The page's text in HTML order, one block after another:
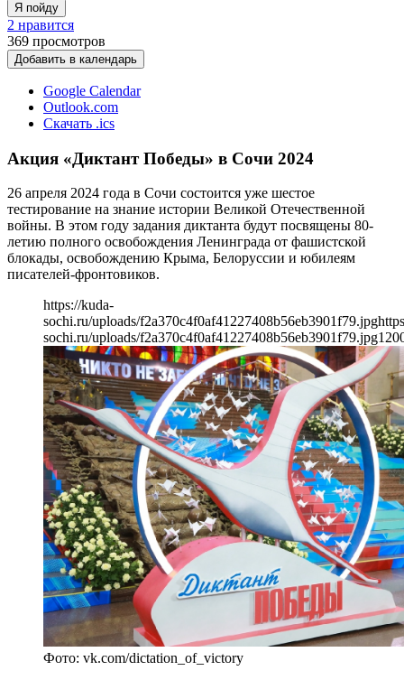
Я пойду
2 нравится
369 просмотров
Добавить в календарь
Google Calendar
Outlook.com
Скачать .ics
Акция «Диктант Победы» в Сочи 2024
26 апреля 2024 года в Сочи состоится уже шестое
тестирование на знание истории Великой Отечественной
войны. В этом году задания диктанта будут посвящены 80-
летию полного освобождения Ленинграда от фашистской
блокады, освобождению Крыма, Белоруссии и юбилеям
писателей-фронтовиков.
https://kuda-
sochi.ru/uploads/f2a370c4f0af41227408b56eb3901f79.jpg
sochi.ru/uploads/f2a370c4f0af41227408b56eb3901f79.jpg
Фото: vk.com/dictation_of_victory